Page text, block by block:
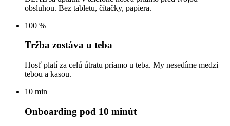
obsluhou. Bez tabletu, čítačky, papiera.
100 %
Tržba zostáva u teba
Hosť platí za celú útratu priamo u teba. My nesedíme medzi
tebou a kasou.
10 min
Onboarding pod 10 minút